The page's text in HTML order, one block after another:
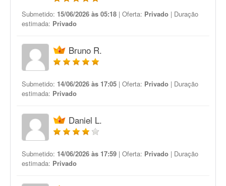
Submetido: 15/06/2026 às 05:18 | Oferta: Privado | Duração
estimada: Privado
Bruno R.
Submetido: 14/06/2026 às 17:05 | Oferta: Privado | Duração
estimada: Privado
Daniel L.
Submetido: 14/06/2026 às 17:59 | Oferta: Privado | Duração
estimada: Privado